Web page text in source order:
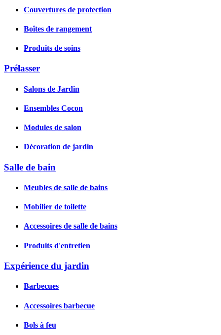
Couvertures de protection
Boîtes de rangement
Produits de soins
Prélasser
Salons de Jardin
Ensembles Cocon
Modules de salon
Décoration de jardin
Salle de bain
Meubles de salle de bains
Mobilier de toilette
Accessoires de salle de bains
Produits d'entretien
Expérience du jardin
Barbecues
Accessoires barbecue
Bols à feu